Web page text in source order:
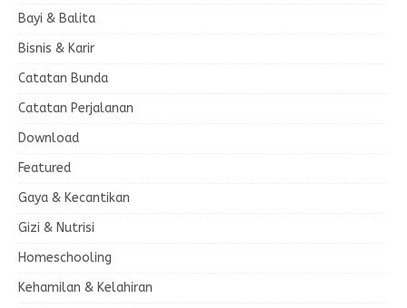
Bayi & Balita
Bisnis & Karir
Catatan Bunda
Catatan Perjalanan
Download
Featured
Gaya & Kecantikan
Gizi & Nutrisi
Homeschooling
Kehamilan & Kelahiran